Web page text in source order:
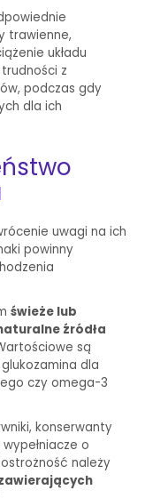
trawienne,
układu
z
podczas gdy
dla ich
uwagi na ich
powinny
świeże lub
źródła
są
dla
czy omega-3
konserwanty
o
należy